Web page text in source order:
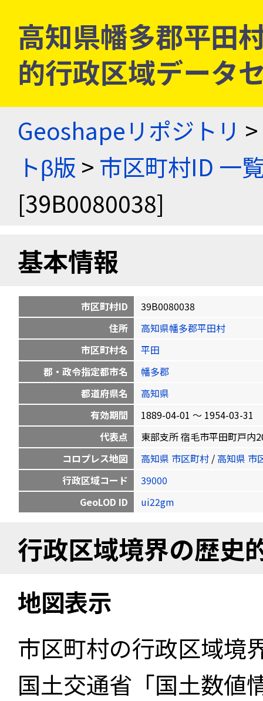
高知県幡多郡平田
的行政区域データ
Geoshapeリポジトリ >
トβ版 > 市区町村ID 一
[39B0080038]
基本情報
市区町村ID
39B0080038
住所
高知県幡多郡平田村
市区町村名
平田
郡・政令指定都市名
幡多郡
都道府県名
高知県
有効期間
1889-04-01 〜 1954-03-31
代表点
東部支所 宿毛市平田町戸内
コロプレス地図
高知県 市区町村 /高知県 市
行政区域コード
39000
GeoLOD ID
ui22gm
行政区域境界の歴史
地図表示
市区町村の行政区域境
国土交通省「国土数値